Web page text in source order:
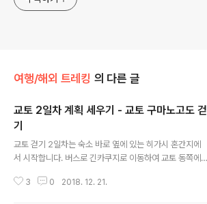
여행/해외 트레킹 의 다른 글
교토 2일차 계획 세우기 - 교토 구마노고도 걷
기
교토 걷기 2일차는 숙소 바로 옆에 있는 히가시 혼간지에
서 시작합니다. 버스로 긴카쿠지로 이동하여 교토 동쪽에
서 남쪽으로 걷습니다. 히가시야마 지역은 남북으로는 4K
3 0 2018. 12. 21.